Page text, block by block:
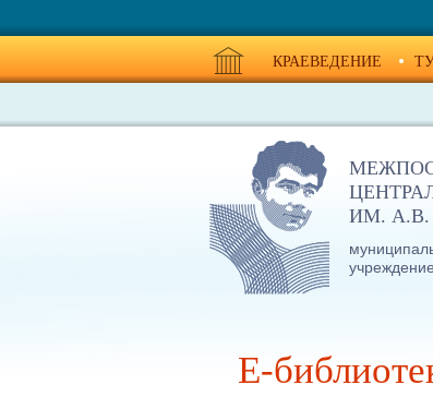
КРАЕВЕДЕНИЕ
ИМ.
E-